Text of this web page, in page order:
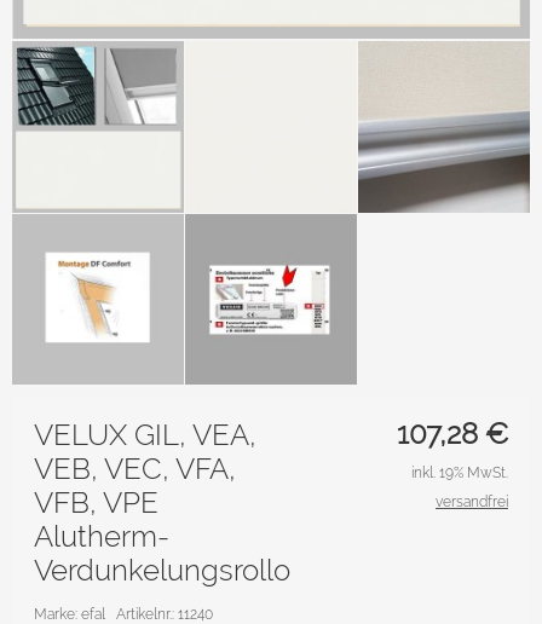
107,28 €
VELUX GIL, VEA,
VEB, VEC, VFA,
VFB, VPE
Alutherm-
Verdunkelungsrollo
Marke: efal Artikelnr.: 11240
inkl. 19% MwSt.
versandfrei